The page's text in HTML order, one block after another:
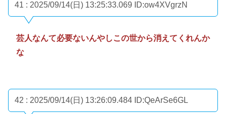
41 : 2025/09/14(日) 13:25:33.069 ID:ow4XVgrzN
芸人なんて必要ないんやしこの世から消えてくれんか
な
42 : 2025/09/14(日) 13:26:09.484 ID:QeArSe6GL